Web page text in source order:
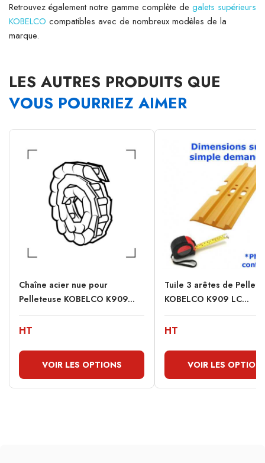
Retrouvez également notre gamme complète de galets supérieurs
KOBELCO compatibles avec de nombreux modèles de la
marque.
LES AUTRES PRODUITS QUE
VOUS POURRIEZ AIMER
Chaîne acier nue pour
Pelleteuse KOBELCO K909...
HT
VOIR LES OPTIONS
Tuile 3 arêtes de
KOBELCO K909 LC...
HT
VOIR LES